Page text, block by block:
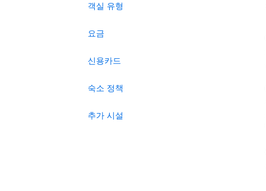
객실 유형
요금
신용카드
숙소 정책
추가 시설